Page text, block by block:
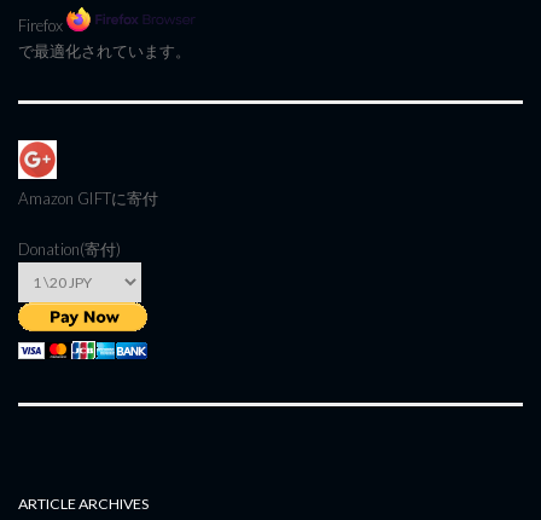
Firefox
で最適化されています。
Amazon GIFTに寄付
Donation(寄付)
ARTICLE ARCHIVES